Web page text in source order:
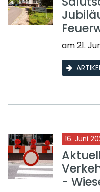
am 21.
16. Juni
-